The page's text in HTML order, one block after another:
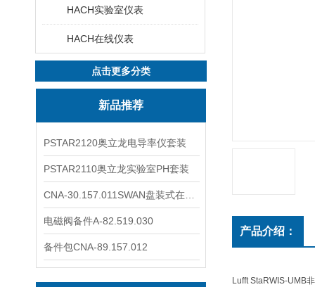
HACH实验室仪表
HACH在线仪表
点击更多分类
新品推荐
PSTAR2120奥立龙电导率仪套装
PSTAR2110奥立龙实验室PH套装
电磁阀备件A-82.519.030
备件包CNA-89.157.012
产品介绍：
Lufft StaRWIS-UMB